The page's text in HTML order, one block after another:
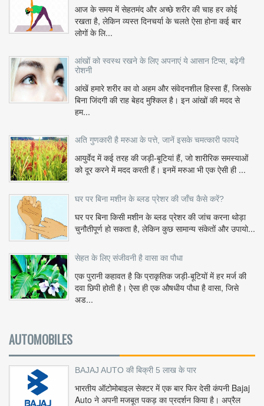
आज के समय में सेहतमंद और अच्छे शरीर की चाह हर कोई
रखता है, लेकिन व्यस्त दिनचर्या के चलते ऐसा होना कई बार
लोगों के लि...
आंखों को स्वस्थ रखने के लिए अपनाएं ये आसान टिप्स, बढ़ेगी
रोशनी
आंखें हमारे शरीर का वो अहम और संवेदनशील हिस्सा हैं, जिसके
बिना जिंदगी की राह बेहद मुश्किल है। इन आंखों की मदद से
हम...
अति गुणकारी है मरुआ के पत्ते, जानें इसके चमत्कारी फायदे
आयुर्वेद में कई तरह की जड़ी-बूटियां हैं, जो शारीरिक समस्याओं
को दूर करने में मदद करती हैं। इनमें मरुआ भी एक ऐसी ही ...
घर पर बिना मशीन के ब्लड प्रेशर की जाँच कैसे करें?
घर पर बिना किसी मशीन के ब्लड प्रेशर की जांच करना थोड़ा
चुनौतीपूर्ण हो सकता है, लेकिन कुछ सामान्य संकेतों और उपायो...
सेहत के लिए संजीवनी है वासा का पौधा
एक पुरानी कहावत है कि प्राकृतिक जड़ी-बूटियों में हर मर्ज की
दवा छिपी होती है। ऐसा ही एक औषधीय पौधा है वासा, जिसे
अड...
AUTOMOBILES
BAJAJ AUTO की बिक्री 5 लाख के पार
भारतीय ऑटोमोबाइल सेक्टर में एक बार फिर देसी कंपनी Bajaj
Auto ने अपनी मजबूत पकड़ का प्रदर्शन किया है। अप्रैल